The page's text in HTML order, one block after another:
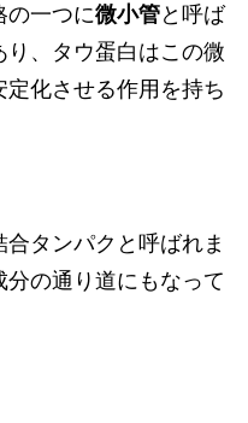
の一つに微小管と呼ば
、タウ蛋白はこの微
化させる作用を持ち
タンパクと呼ばれま
の通り道にもなって